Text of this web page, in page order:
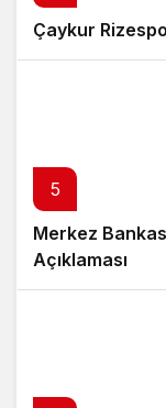
Çaykur
5
Merkez
Açıklaması